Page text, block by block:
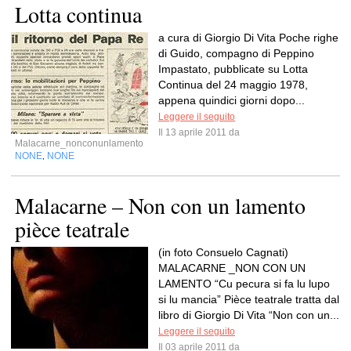
Lotta continua
a cura di Giorgio Di Vita Poche righe
di Guido, compagno di Peppino
Impastato, pubblicate su Lotta
Continua del 24 maggio 1978,
appena quindici giorni dopo...
Leggere il seguito
Il 13 aprile 2011 da
Malacarne_nonconunlamento
NONE NONE
Malacarne – Non con un lamento
pièce teatrale
(in foto Consuelo Cagnati)
MALACARNE _NON CON UN
LAMENTO “Cu pecura si fa lu lupo
si lu mancia” Pièce teatrale tratta dal
libro di Giorgio Di Vita “Non con un...
Leggere il seguito
Il 03 aprile 2011 da